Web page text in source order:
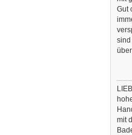
Gut
sind
mit